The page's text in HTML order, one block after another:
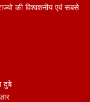
की विश्वशनीय एवं सबसे
दुबे